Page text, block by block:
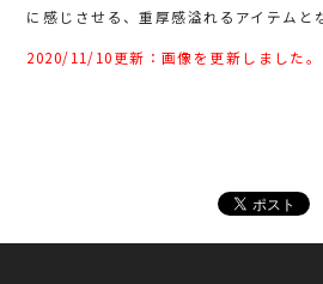
に感じさせる、重厚感溢れるアイテムと
2020/11/10更新：画像を更新しました。